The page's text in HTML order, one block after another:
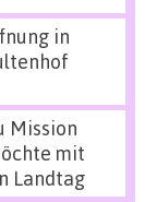
in
Mission
mit
Landtag